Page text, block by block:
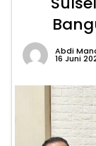
Abdi
16 Juni